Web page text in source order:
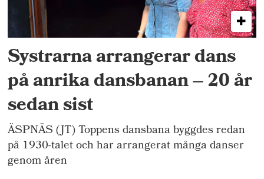
Systrarna arrangerar dans
på anrika dansbanan – 20 år
sedan sist
ÄSPNÄS (JT) Toppens dansbana byggdes redan
på 1930-talet och har arrangerat många danser
genom åren